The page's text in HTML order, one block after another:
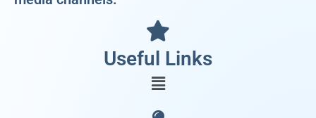
Useful Links